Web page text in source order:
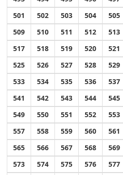
501
502 503 504 505
509
510 511 512 513
517
518 519 520 521
525
526 527 528 529
533
534 535 536 537
541
542 543 544 545
549
550 551 552 553
557
558 559 560 561
565
566 567 568 569
573
574 575 576 577